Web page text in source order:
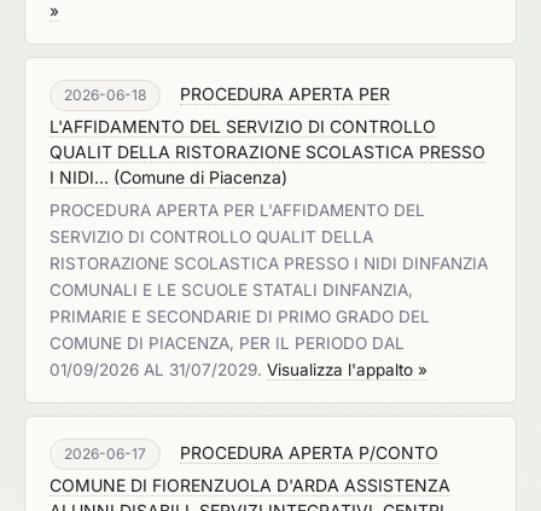
»
2026-06-18
PROCEDURA APERTA PER
L'AFFIDAMENTO DEL SERVIZIO DI CONTROLLO
QUALIT DELLA RISTORAZIONE SCOLASTICA PRESSO
I NIDI... (Comune di Piacenza)
PROCEDURA APERTA PER L'AFFIDAMENTO DEL
SERVIZIO DI CONTROLLO QUALIT DELLA
RISTORAZIONE SCOLASTICA PRESSO I NIDI DINFANZIA
COMUNALI E LE SCUOLE STATALI DINFANZIA,
PRIMARIE E SECONDARIE DI PRIMO GRADO DEL
COMUNE DI PIACENZA, PER IL PERIODO DAL
01/09/2026 AL 31/07/2029. Visualizza l'appalto »
2026-06-17
PROCEDURA APERTA P/CONTO
COMUNE DI FIORENZUOLA D'ARDA ASSISTENZA